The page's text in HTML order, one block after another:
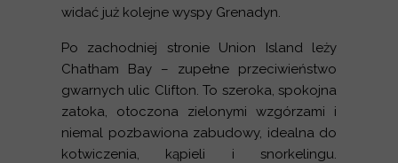
widać już kolejne wyspy Grenadyn.
Po zachodniej stronie Union Island leży
Chatham Bay – zupełne przeciwieństwo
gwarnych ulic Clifton. To szeroka, spokojna
zatoka, otoczona zielonymi wzgórzami i
niemal pozbawiona zabudowy, idealna do
kotwiczenia, kąpieli i snorkelingu.